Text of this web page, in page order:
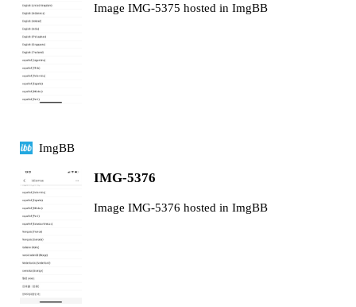
Image IMG-5375 hosted in ImgBB
ImgBB
IMG-5376
Image IMG-5376 hosted in ImgBB